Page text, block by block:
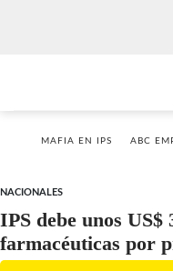
MAFIA EN IPS ABC
NACIONALES
IPS debe unos US$
farmacéuticas por